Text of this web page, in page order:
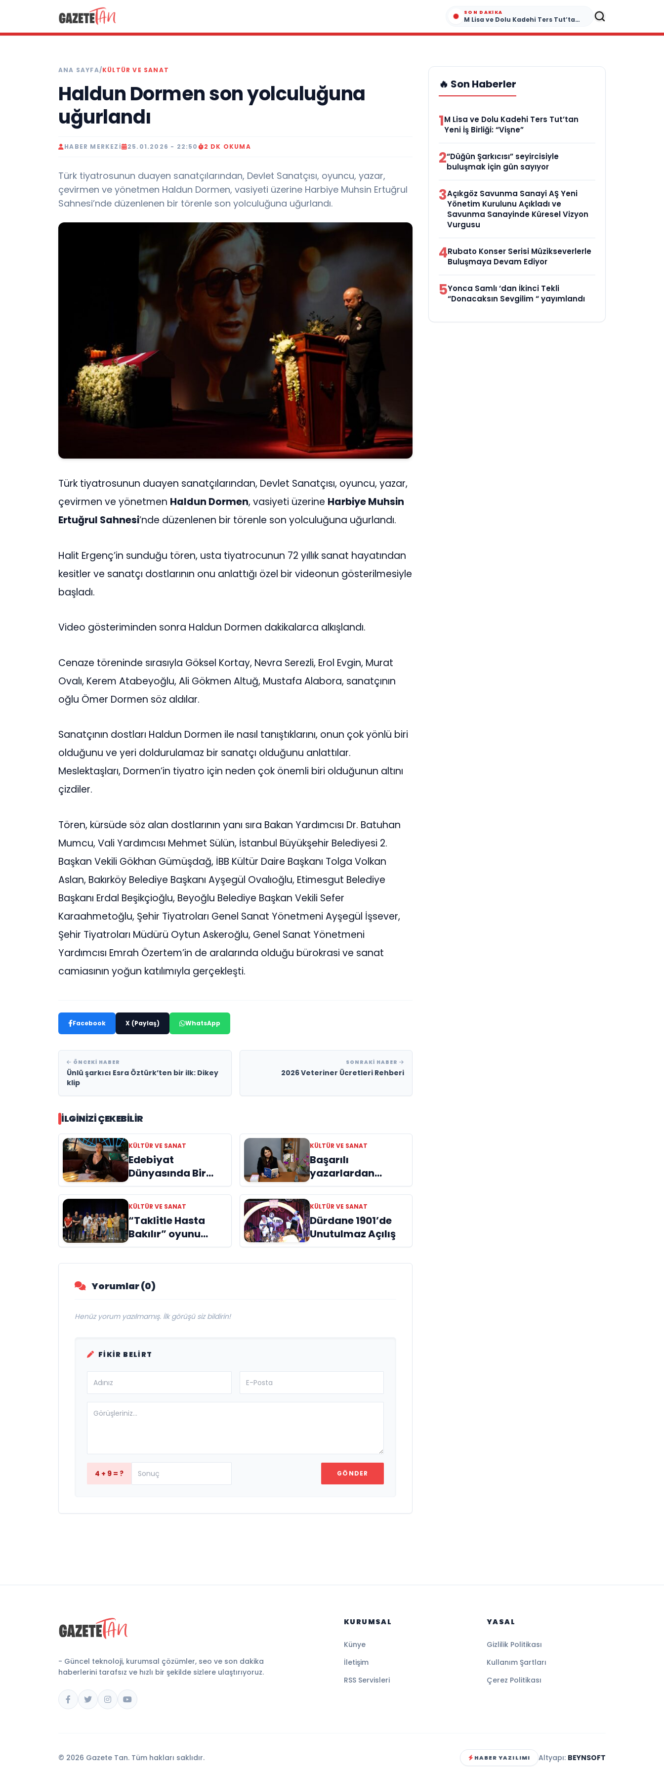
SON DAKIKA
M Lisa ve Dolu Kadehi Ters Tut’tan Yeni İş Birliği: “Vişne”
ANA SAYFA/KÜLTÜR VE SANAT
Haldun Dormen son yolculuğuna
uğurlandı
HABER MERKEZI 25.01.2026 - 22:50 2 DK OKUMA
Türk tiyatrosunun duayen sanatçılarından, Devlet Sanatçısı, oyuncu, yazar,
çevirmen ve yönetmen Haldun Dormen, vasiyeti üzerine Harbiye Muhsin Ertuğrul
Sahnesi’nde düzenlenen bir törenle son yolculuğuna uğurlandı.
Türk tiyatrosunun duayen sanatçılarından, Devlet Sanatçısı, oyuncu, yazar,
çevirmen ve yönetmen Haldun Dormen, vasiyeti üzerine Harbiye Muhsin
Ertuğrul Sahnesi’nde düzenlenen bir törenle son yolculuğuna uğurlandı.
Halit Ergenç’in sunduğu tören, usta tiyatrocunun 72 yıllık sanat hayatından
kesitler ve sanatçı dostlarının onu anlattığı özel bir videonun gösterilmesiyle
başladı.
Video gösteriminden sonra Haldun Dormen dakikalarca alkışlandı.
Cenaze töreninde sırasıyla Göksel Kortay, Nevra Serezli, Erol Evgin, Murat
Ovalı, Kerem Atabeyoğlu, Ali Gökmen Altuğ, Mustafa Alabora, sanatçının
oğlu Ömer Dormen söz aldılar.
Sanatçının dostları Haldun Dormen ile nasıl tanıştıklarını, onun çok yönlü biri
olduğunu ve yeri doldurulamaz bir sanatçı olduğunu anlattılar.
Meslektaşları, Dormen’in tiyatro için neden çok önemli biri olduğunun altını
çizdiler.
Tören, kürsüde söz alan dostlarının yanı sıra Bakan Yardımcısı Dr. Batuhan
Mumcu, Vali Yardımcısı Mehmet Sülün, İstanbul Büyükşehir Belediyesi 2.
Başkan Vekili Gökhan Gümüşdağ, İBB Kültür Daire Başkanı Tolga Volkan
Aslan, Bakırköy Belediye Başkanı Ayşegül Ovalıoğlu, Etimesgut Belediye
Başkanı Erdal Beşikçioğlu, Beyoğlu Belediye Başkan Vekili Sefer
Karaahmetoğlu, Şehir Tiyatroları Genel Sanat Yönetmeni Ayşegül İşsever,
Şehir Tiyatroları Müdürü Oytun Askeroğlu, Genel Sanat Yönetmeni
Yardımcısı Emrah Özertem’in de aralarında olduğu bürokrasi ve sanat
camiasının yoğun katılımıyla gerçekleşti.
Facebook X (Paylaş) WhatsApp
ÖNCEKI HABER
Ünlü şarkıcı Esra Öztürk’ten bir ilk: Dikey
klip
SONRAKI HABER
2026 Veteriner Ücretleri Rehberi
İLGINIZI ÇEKEBILIR
KÜLTÜR VE SANAT
Edebiyat
Dünyasında Bir
Genç Deha
Doğuyor: Dilruba
Engin ve Zift Karası
Evreni ‘AVENOİR’
KÜLTÜR VE SANAT
Başarılı
yazarlardan
Azime Savaş’tan
başucu kitabı
“Emanet”
raflardaki yerini
aldı
KÜLTÜR VE SANAT
“Taklitle Hasta
Bakılır” oyunu
engelleri sanatla
aştı
KÜLTÜR VE SANAT
Dürdane 1901’de
Unutulmaz Açılış
Yorumlar (0)
Henüz yorum yazılmamış. İlk görüşü siz bildirin!
FIKIR BELIRT
4 + 9 = ? GÖNDER
🔥 Son Haberler
1M Lisa ve Dolu Kadehi Ters Tut’tan
Yeni İş Birliği: “Vişne”
2“Düğün Şarkıcısı” seyircisiyle
buluşmak için gün sayıyor
3Açıkgöz Savunma Sanayi AŞ Yeni
Yönetim Kurulunu Açıkladı ve
Savunma Sanayinde Küresel Vizyon
Vurgusu
4Rubato Konser Serisi Müzikseverlerle
Buluşmaya Devam Ediyor
5Yonca Samlı ‘dan İkinci Tekli
“Donacaksın Sevgilim “ yayımlandı
- Güncel teknoloji, kurumsal çözümler, seo ve son dakika
haberlerini tarafsız ve hızlı bir şekilde sizlere ulaştırıyoruz.
KURUMSAL
Künye
İletişim
RSS Servisleri
YASAL
Gizlilik Politikası
Kullanım Şartları
Çerez Politikası
© 2026 Gazete Tan. Tüm hakları saklıdır. HABER YAZILIMI Altyapı: BEYNSOFT